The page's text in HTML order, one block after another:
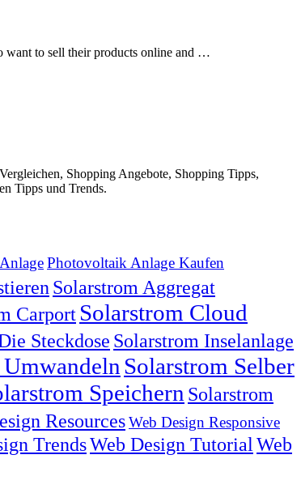
want to sell their products online and …
Shopping Angebote, Shopping Tipps,
Tipps und Trends.
Photovoltaik Anlage Kaufen
Solarstrom Aggregat
Carport Solarstrom Cloud
Steckdose Solarstrom Inselanlage
Solarstrom Selber
Speichern Solarstrom
ResourcesWeb Design Responsive
TrendsWeb Design Tutorial Web